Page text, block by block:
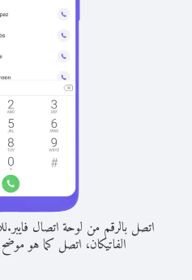
اتصل بالرقم من لوحة اتصال فايبر.
الفاتيكان، اتصل كما هو موضح